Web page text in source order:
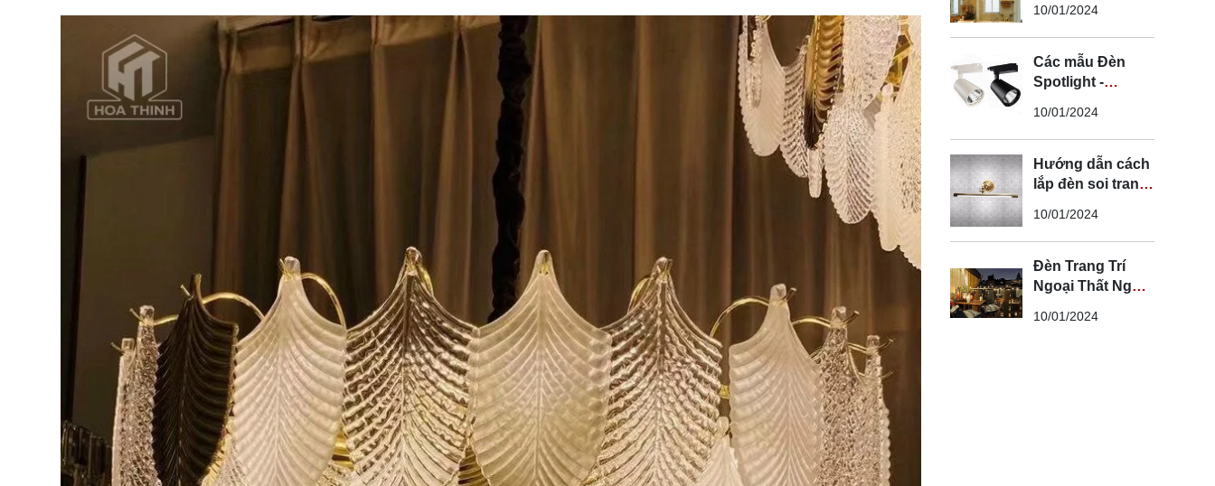
Lắp Đèn Trần
Thạch Cao
10/01/2024
Các mẫu Đèn
Spotlight -
- Spotlight rọi ray
10/01/2024
Hướng dẫn cách
lắp đèn soi tranh
an toàn
10/01/2024
Đèn Trang Trí
Ngoại Thất Ngoài
Thất Trang Trí
10/01/2024